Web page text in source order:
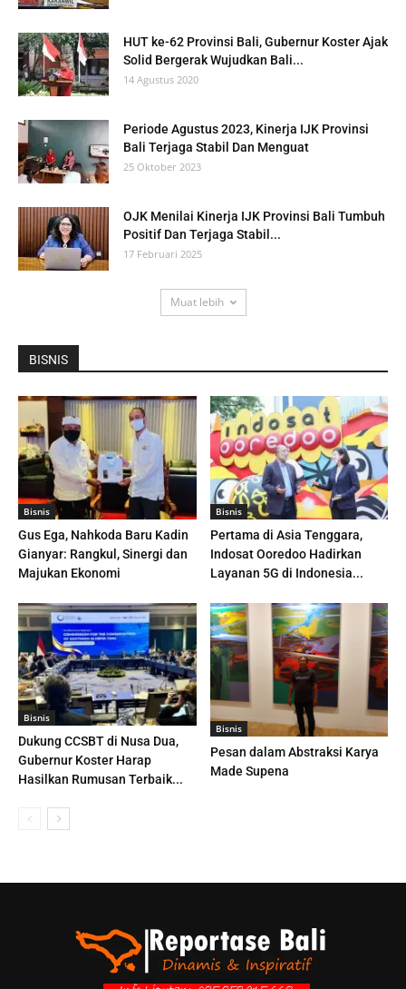
HUT ke-62 Provinsi Bali, Gubernur Koster Ajak
Solid Bergerak Wujudkan Bali...
14 Agustus 2020
Periode Agustus 2023, Kinerja IJK Provinsi
Bali Terjaga Stabil Dan Menguat
25 Oktober 2023
OJK Menilai Kinerja IJK Provinsi Bali Tumbuh
Positif Dan Terjaga Stabil...
17 Februari 2025
Muat lebih
BISNIS
Bisnis
Gus Ega, Nahkoda Baru Kadin
Gianyar: Rangkul, Sinergi dan
Majukan Ekonomi
Bisnis
Pertama di Asia Tenggara,
Indosat Ooredoo Hadirkan
Layanan 5G di Indonesia...
Bisnis
Dukung CCSBT di Nusa Dua,
Gubernur Koster Harap
Hasilkan Rumusan Terbaik...
Bisnis
Pesan dalam Abstraksi Karya
Made Supena